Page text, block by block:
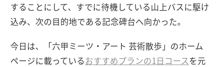
することにして、すでに待機している山上バスに駆け
込み、次の目的地である記念碑台へ向かった。
今日は、「六甲ミーツ・アート 芸術散歩」のホーム
ページに載っているおすすめプランの1日コースを元